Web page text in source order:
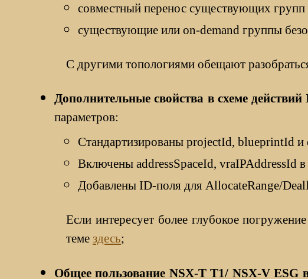
совместный перенос существующих групп
существующие или on-demand группы
С другими топологиями обещают
Дополнительные свойства в схеме действий
параметров:
Стандартизированы projectId, blueprintId
Включены addressSpaceId, vraIPAddressId
Добавлены ID-поля для AllocateRange/
Если интересует более глубокое
теме здесь;
Общеепользование NSX-T T1/ NSX-V ESG